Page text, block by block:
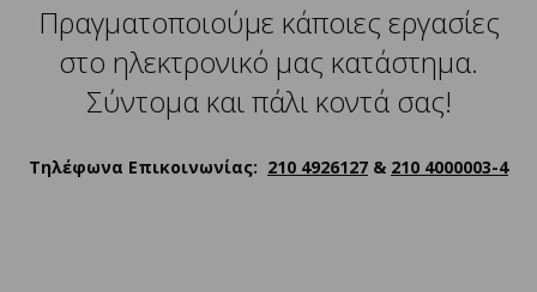
Πραγματοποιούμε κάποιες εργασίες
στο ηλεκτρονικό μας κατάστημα.
Σύντομα και πάλι κοντά σας!
Τηλέφωνα Επικοινωνίας: 210 4926127 & 210 4000003-4